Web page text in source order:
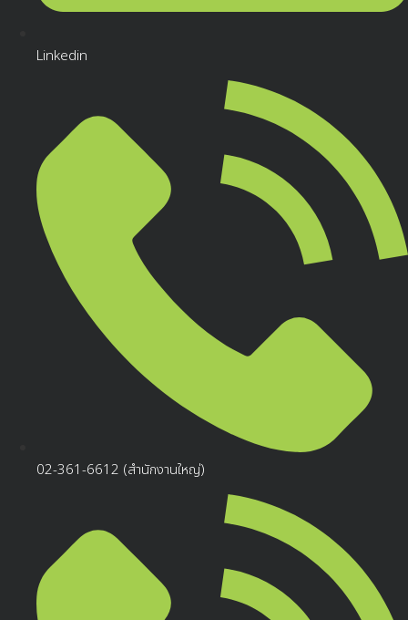
Linkedin
02-361-6612 (สำนักงานใหญ่)